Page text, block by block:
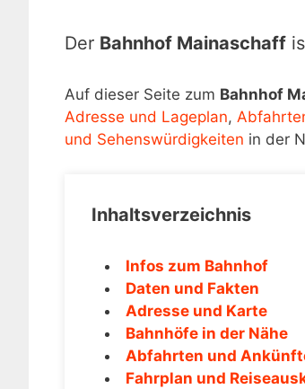
Der Bahnhof Mainaschaff
Auf dieser Seite zum Bahnhof
Adresse und Lageplan,
und Sehenswürdigkeiten in der
Inhaltsverzeichnis
Infos zum Bahnhof
Daten und Fakten
Adresse und Karte
Bahnhöfe in der Nähe
Abfahrten und
Fahrplan und